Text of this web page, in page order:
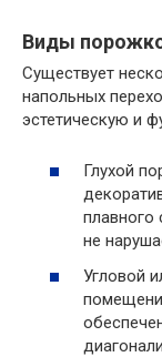
Виды
Существует
напольных
эстетическую и
Глухой
плавного
не
Угловой